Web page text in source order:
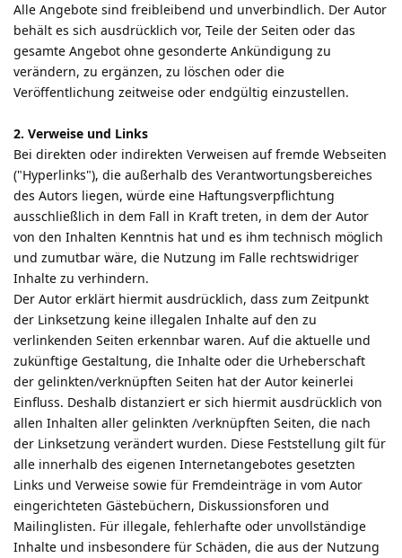
Alle Angebote sind freibleibend und unverbindlich. Der Autor
behält es sich ausdrücklich vor, Teile der Seiten oder das
gesamte Angebot ohne gesonderte Ankündigung zu
verändern, zu ergänzen, zu löschen oder die
Veröffentlichung zeitweise oder endgültig einzustellen.
2. Verweise und Links
Bei direkten oder indirekten Verweisen auf fremde Webseiten
("Hyperlinks"), die außerhalb des Verantwortungsbereiches
des Autors liegen, würde eine Haftungsverpflichtung
ausschließlich in dem Fall in Kraft treten, in dem der Autor
von den Inhalten Kenntnis hat und es ihm technisch möglich
und zumutbar wäre, die Nutzung im Falle rechtswidriger
Inhalte zu verhindern.
Der Autor erklärt hiermit ausdrücklich, dass zum Zeitpunkt
der Linksetzung keine illegalen Inhalte auf den zu
verlinkenden Seiten erkennbar waren. Auf die aktuelle und
zukünftige Gestaltung, die Inhalte oder die Urheberschaft
der gelinkten/verknüpften Seiten hat der Autor keinerlei
Einfluss. Deshalb distanziert er sich hiermit ausdrücklich von
allen Inhalten aller gelinkten /verknüpften Seiten, die nach
der Linksetzung verändert wurden. Diese Feststellung gilt für
alle innerhalb des eigenen Internetangebotes gesetzten
Links und Verweise sowie für Fremdeinträge in vom Autor
eingerichteten Gästebüchern, Diskussionsforen und
Mailinglisten. Für illegale, fehlerhafte oder unvollständige
Inhalte und insbesondere für Schäden, die aus der Nutzung